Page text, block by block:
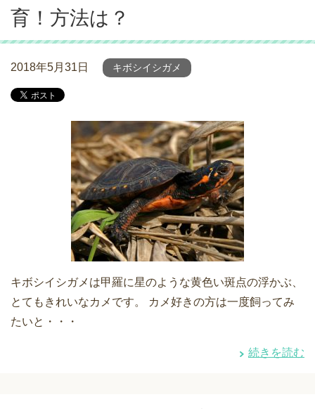
育！方法は？
2018年5月31日 キボシイシガメ
キボシイシガメは甲羅に星のような黄色い斑点の浮かぶ、
とてもきれいなカメです。 カメ好きの方は一度飼ってみ
たいと・・・
続きを読む